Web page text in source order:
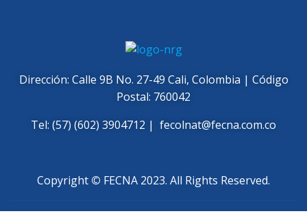
Dirección: Calle 9B No. 27-49 Cali, Colombia | Código
Postal: 760042
Tel: (57) (602) 3904712 | fecolnat@fecna.com.co
Copyright © FECNA 2023. All Rights Reserved.